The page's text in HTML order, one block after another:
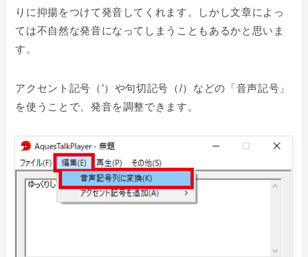
りに抑揚をつけて発音してくれます。しかし文章によっ
ては不自然な発音になってしまうこともあるかと思いま
す。
アクセント記号（’）や句切記号（/）などの「音声記号」
を使うことで、発音を調整できます。